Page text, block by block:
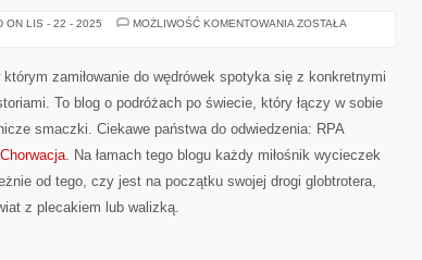
ON LIS - 22 - 2025 MOŻLIWOŚĆ KOMENTOWANIA FIDŻI
ZOSTAŁA
zamiłowanie do wędrówek spotyka się z konkretnymi
To blog o podróżach po świecie, który łączy w sobie
smaczki. Ciekawe państwa do odwiedzenia: RPA
Chorwacja. Na łamach tego blogu każdy miłośnik wycieczek
od tego, czy jest na początku swojej drogi globtrotera,
z plecakiem lub walizką.